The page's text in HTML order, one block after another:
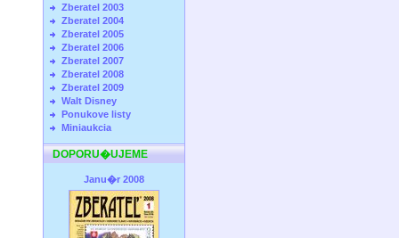
Zberatel 2003
Zberatel 2004
Zberatel 2005
Zberatel 2006
Zberatel 2007
Zberatel 2008
Zberatel 2009
Walt Disney
Ponukove listy
Miniaukcia
DOPORU�UJEME
Janu�r 2008